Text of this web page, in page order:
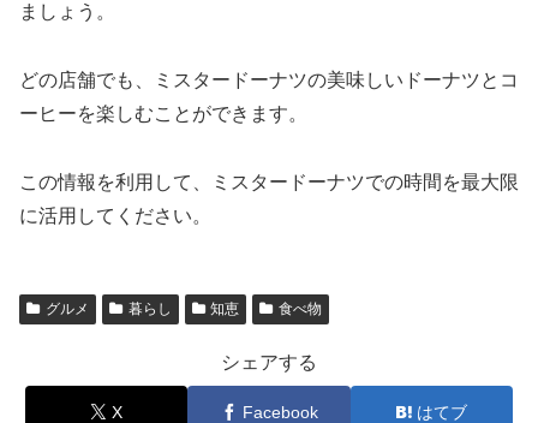
ましょう。
どの店舗でも、ミスタードーナツの美味しいドーナツとコ
ーヒーを楽しむことができます。
この情報を利用して、ミスタードーナツでの時間を最大限
に活用してください。
グルメ 暮らし 知恵 食べ物
シェアする
X Facebook はてブ